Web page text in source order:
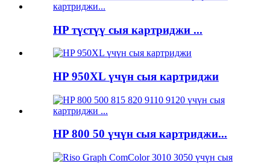
HP түстүү сыя картриджи ...
HP 950XL үчүн сыя картриджи
HP 800 50 үчүн сыя картриджи...